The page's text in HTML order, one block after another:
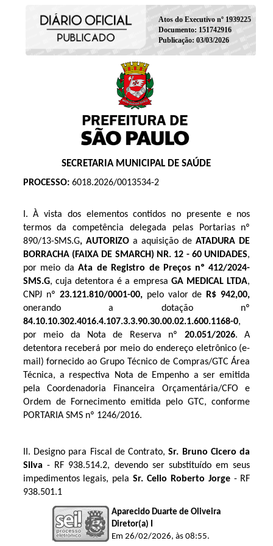
Atos do Executivo nº 1939225
Documento: 151742916
Publicação: 03/03/2026
SECRETARIA MUNICIPAL DE SAÚDE
PROCESSO: 6018.2026/0013534-2
I. À vista dos elementos contidos no presente e nos
termos da competência delegada pelas Portarias nº
890/13-SMS.G, AUTORIZO a aquisição deATADURA DE
BORRACHA (FAIXA DE SMARCH) NR. 12 - 60 UNIDADES,
por meio daAta de Registro de Preços nº 412/2024-
SMS.G, cuja detentora é a empresa GA MEDICAL LTDA,
CNPJ nº 23.121.810/0001-00, pelo valor de R$ 942,00,
onerando a dotação nº
84.10.10.302.4016.4.107.3.3.90.30.00.02.1.600.1168-0,
por meio da Nota de Reserva nº 20.051/2026. A
detentora receberá por meio do endereço eletrônico (e-
mail) fornecido ao Grupo Técnico de Compras/GTC Área
Técnica, a respectiva Nota de Empenho a ser emitida
pela Coordenadoria Financeira Orçamentária/CFO e
Ordem de Fornecimento emitida pelo GTC, conforme
PORTARIA SMS nº 1246/2016.
II. Designo para Fiscal de Contrato, Sr. Bruno Cicero da
Silva - RF 938.514.2, devendo ser substituído em seus
impedimentos legais, pela Sr. Celio Roberto Jorge - RF
938.501.1
Aparecido Duarte de Oliveira
Diretor(a) I
Em 26/02/2026, às 08:55.